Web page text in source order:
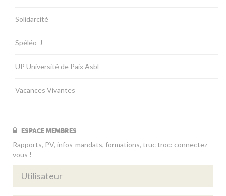
Solidarcité
Spéléo-J
UP Université de Paix Asbl
Vacances Vivantes
ESPACE MEMBRES
Rapports, PV, infos-mandats, formations, truc troc: connectez-
vous !